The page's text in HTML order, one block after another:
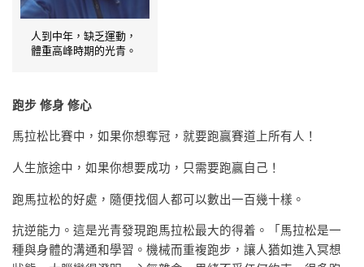
人到中年，缺乏運動，
體重高峰時期的光青。
跑步 修身 修心
馬拉松比賽中，如果你想奪冠，就要跑贏賽道上所有人！
人生旅途中，如果你想要成功，只需要跑贏自己！
跑馬拉松的好處，隨便找個人都可以數出一百幾十樣。
抗逆能力。這是光青發現跑馬拉松最大的得着。「馬拉松是一
種與身體的溝通和學習。機械而重複跑步，讓人猶如進入冥想